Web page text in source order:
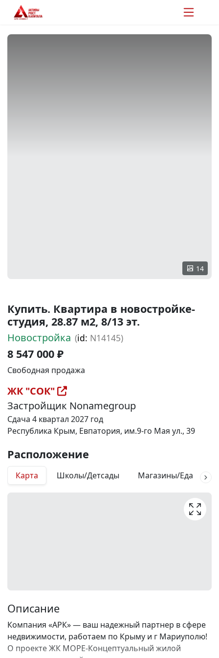
14
Купить. Квартира в новостройке-
студия, 28.87 м2, 8/13 эт.
Новостройка (id: N14145)
8 547 000 ₽
Свободная продажа
ЖК "СОК"
Застройщик Nonamegroup
Сдача 4 квартал 2027 год
Республика Крым, Евпатория, им.9-го Мая ул., 39
Расположение
Карта Школы/Детсады Магазины/Еда
Описание
Компания «АРК» — ваш надежный партнер в сфере
недвижимости, работаем по Крыму и г Мариуполю!
О проекте ЖК МОРЕ-Концептуальный жилой